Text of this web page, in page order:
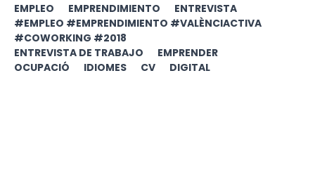
EMPLEO EMPRENDIMIENTO
ENTREVISTA
#EMPLEO #EMPRENDIMIENTO #VALÈNCIACTIVA
#COWORKING #2018
ENTREVISTA DE TRABAJO
EMPRENDER
OCUPACIÓ
IDIOMES CV DIGITAL